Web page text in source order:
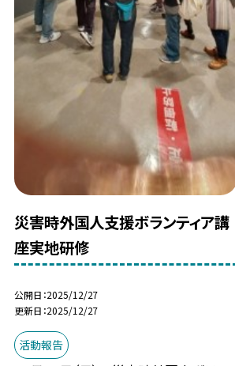
災害時外国人支援ボランティア講
座実地研修
公開日 2025/12/27
更新日 2025/12/27
活動報告